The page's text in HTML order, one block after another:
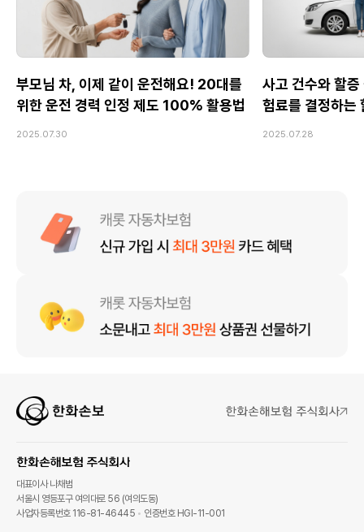
부모님 차, 이제 같이 운전해요! 20대를
위한 운전 경력 인정 제도 100% 활용법
2025.07.30
사고 건수와 할
험료를 결정하는
2025.07.28
대표이사 나채범
서울시 영등포구 여의대로 56 (여의도동)
사업자등록번호 116-81-46445
인증번호 HGI-11-001